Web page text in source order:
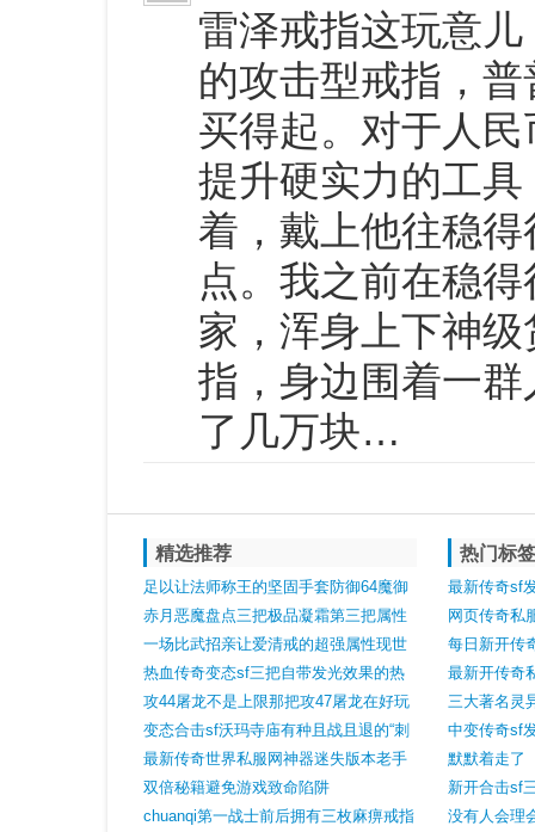
雷泽戒指这玩意
的攻击型戒指，
买得起。对于人
提升硬实力的工
着，戴上他往稳
点。我之前在稳
家，浑身上下神
指，身边围着一
了几万块…
精选推荐
足以让法师称王的坚固手套防御64魔御
16魔法206
赤月恶魔盘点三把极品凝霜第三把属性
超裁决却没法用
一场比武招亲让爱清戒的超强属性现世
魔道攻09
热血传奇变态sf三把自带发光效果的热
门神兵第二把自带全屏攻击神技
攻44屠龙不是上限那把攻47屠龙在好玩
生存过吗
变态合击sf沃玛寺庙有种且战且退的“刺
客”在黑夜模式下威胁大
最新传奇世界私服网神器迷失版本老手
玩家的疾速通关技能
双倍秘籍避免游戏致命陷阱
chuanqi第一战士前后拥有三枚麻痹戒指
热门标
最新传奇sf
地沙巴克影
网页传奇私
别巨大你都
每日新开传
爆另一种很
最新开传奇
端装备
三大著名灵
战士有头无
中变传奇sf
直触天花板,
默默着走了
新开合击sf
爆神器
没有人会理